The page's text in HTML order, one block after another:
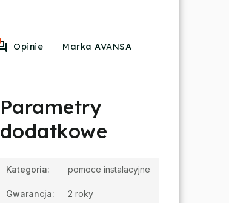
Opinie Marka AVANSA
Parametry
dodatkowe
Kategoria: pomoce instalacyjne
Gwarancja: 2 roky